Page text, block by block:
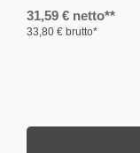
31,59 € netto**
33,80 € brutto*